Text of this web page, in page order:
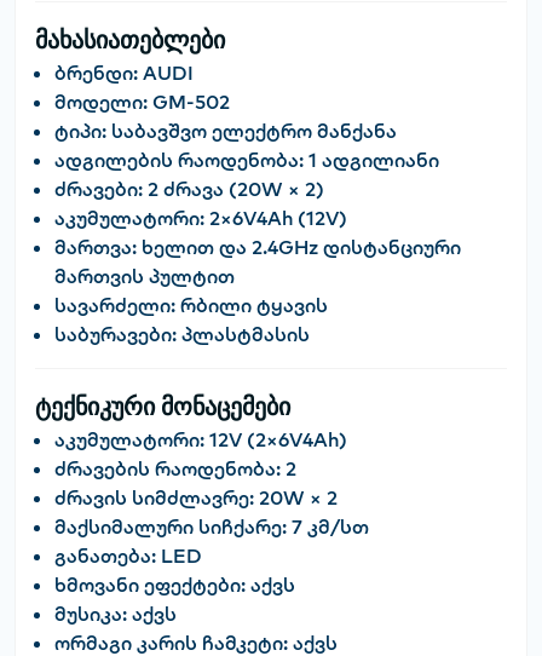
მახასიათებლები
ბრენდი: AUDI
მოდელი: GM-502
ტიპი: საბავშვო ელექტრო მანქანა
ადგილების რაოდენობა: 1 ადგილიანი
ძრავები: 2 ძრავა (20W × 2)
აკუმულატორი: 2×6V4Ah (12V)
მართვა: ხელით და 2.4GHz დისტანციური
მართვის პულტით
სავარძელი: რბილი ტყავის
საბურავები: პლასტმასის
ტექნიკური მონაცემები
აკუმულატორი: 12V (2×6V4Ah)
ძრავების რაოდენობა: 2
ძრავის სიმძლავრე: 20W × 2
მაქსიმალური სიჩქარე: 7 კმ/სთ
განათება: LED
ხმოვანი ეფექტები: აქვს
მუსიკა: აქვს
ორმაგი კარის ჩამკეტი: აქვს